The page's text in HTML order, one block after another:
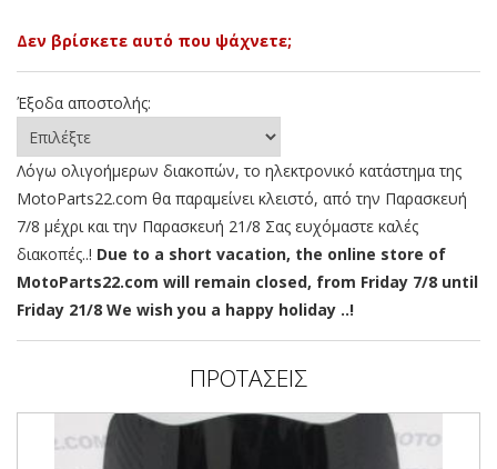
Δεν βρίσκετε αυτό που ψάχνετε;
Έξοδα αποστολής:
Λόγω ολιγοήμερων διακοπών, το ηλεκτρονικό κατάστημα της
MotoParts22.com θα παραμείνει κλειστό, από την Παρασκευή
7/8 μέχρι και την Παρασκευή 21/8 Σας ευχόμαστε καλές
διακοπές..! Due to a short vacation, the online store of
MotoParts22.com will remain closed, from Friday 7/8 until
Friday 21/8 We wish you a happy holiday ..!
ΠΡΟΤΑΣΕΙΣ